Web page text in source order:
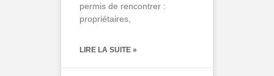
permis de rencontrer :
propriétaires,
LIRE LA SUITE »